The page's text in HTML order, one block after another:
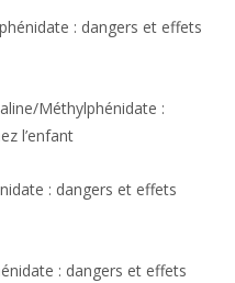
: dangers et effets
Méthylphénidate :
l’enfant
: dangers et effets
: dangers et effets